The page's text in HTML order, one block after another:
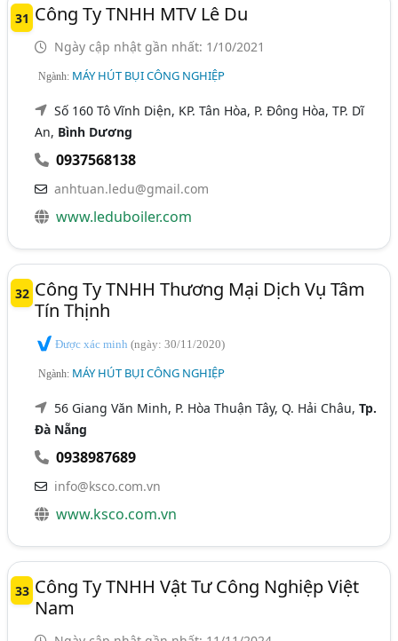
31 Công Ty TNHH MTV Lê Du
Ngày cập nhật gần nhất: 1/10/2021
Ngành: MÁY HÚT BỤI CÔNG NGHIỆP
Số 160 Tô Vĩnh Diện, KP. Tân Hòa, P. Đông Hòa, TP. Dĩ
An, Bình Dương
0937568138
anhtuan.ledu@gmail.com
www.leduboiler.com
32 Công Ty TNHH Thương Mại Dịch Vụ Tâm
Tín Thịnh
Được xác minh(ngày: 30/11/2020)
Ngành: MÁY HÚT BỤI CÔNG NGHIỆP
56 Giang Văn Minh, P. Hòa Thuận Tây, Q. Hải Châu,Tp.
Đà Nẵng
0938987689
info@ksco.com.vn
www.ksco.com.vn
33 Công Ty TNHH Vật Tư Công Nghiệp Việt
Nam